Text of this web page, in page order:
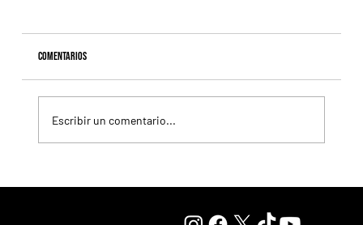
Comentarios
Escribir un comentario...